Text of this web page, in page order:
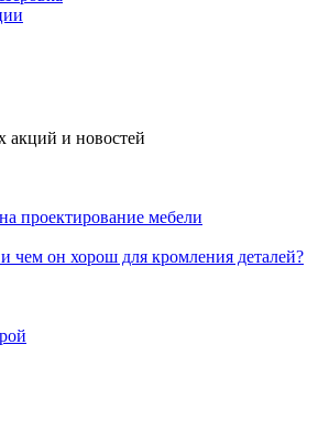
акций и новостей
проектирование мебели
чем он хорош для кромления деталей?